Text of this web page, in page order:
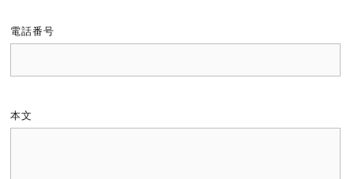
電話番号
本文